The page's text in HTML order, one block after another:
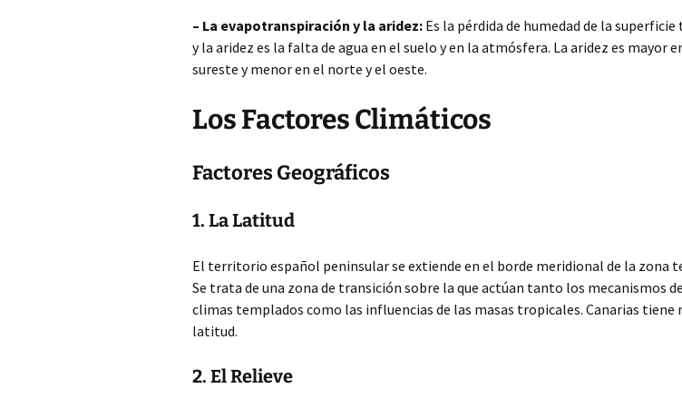
– La evapotranspiración y la aridez: Es la pérdida de humedad de la
y la aridez es la falta de agua en el suelo y en la atmósfera. La aridez es mayor
sureste y menor en el norte y el oeste.
Los Factores Climáticos
Factores Geográficos
1. La Latitud
El territorio español peninsular se extiende en el borde meridional de la zona
Se trata de una zona de transición sobre la que actúan tanto los mecanismos
climas templados como las influencias de las masas tropicales. Canarias tiene
latitud.
2. El Relieve